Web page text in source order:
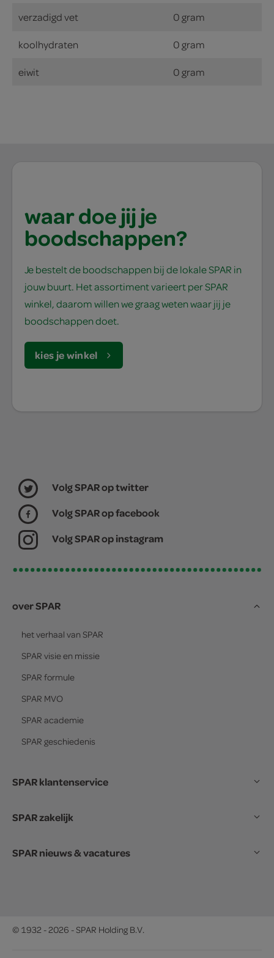
verzadigd vet 0 gram
koolhydraten 0 gram
eiwit 0 gram
waar doe jij je
boodschappen?
Je bestelt de boodschappen bij de lokale SPAR in
jouw buurt. Het assortiment varieert per SPAR
winkel, daarom willen we graag weten waar jij je
boodschappen doet.
kies je winkel
Volg SPAR op twitter
Volg SPAR op facebook
Volg SPAR op instagram
over SPAR
het verhaal van SPAR
SPAR visie en missie
SPAR formule
SPAR MVO
SPAR academie
SPAR geschiedenis
SPAR klantenservice
SPAR zakelijk
SPAR nieuws & vacatures
© 1932 - 2026 - SPAR Holding B.V.